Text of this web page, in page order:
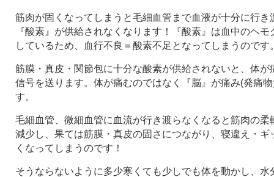
筋肉が固くなってしまうと毛細血管まで血液が十分に行き
『酸素』が供給されなくなります！『酸素』は血中のヘ
しているため、血行不良＝酸素不足となってしまうのです
筋膜・真皮・関節包に十分な酸素が供給されないと、体が
信号を送ります。体が痛むのではなく『脳』が痛み(発痛
す。
毛細血管、微細血管に血流が行き渡らなくなると筋肉の柔
減少し、果ては筋膜・真皮の固さにつながり、寝違え・ギ
くなってしまうのです！
そうならないように多少寒くても少しでも体を動かし、水